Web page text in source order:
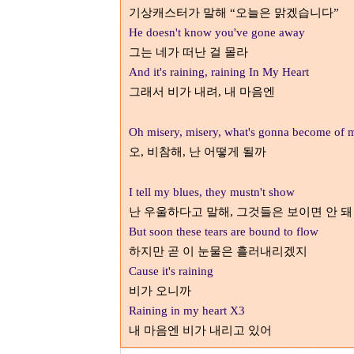
기상캐스터가 말해 “오늘은 맑겠습니다”
He doesn't know you've gone away
그는 네가 떠난 걸 몰라
And it's raining, raining In My Heart
그래서 비가 내려, 내 마음엔
Oh misery, misery, what's gonna become of
오, 비참해, 난 어떻게 될까
I tell my blues, they mustn't show
난 우울하다고 말해, 그것들은 보이면 안 돼
But soon these tears are bound to flow
하지만 곧 이 눈물은 흘러내리겠지
Cause it's raining
비가 오니까
Raining in my heart X3
내 마음엔 비가 내리고 있어